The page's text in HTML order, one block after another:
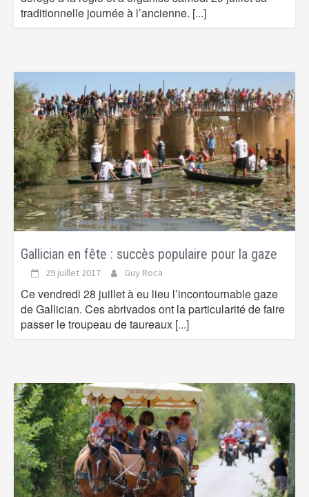
traditionnelle journée à l’ancienne. [...]
Gallician en fête : succès populaire pour la gaze
29 juillet 2017 Guy Roca
Ce vendredi 28 juillet à eu lieu l’incontournable gaze
de Gallician. Ces abrivados ont la particularité de faire
passer le troupeau de taureaux [...]